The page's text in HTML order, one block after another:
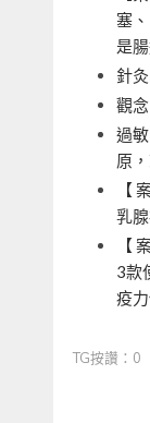
塞
是
針
觀
過
原
【
乳
【
3款
疫
TG按讚：0